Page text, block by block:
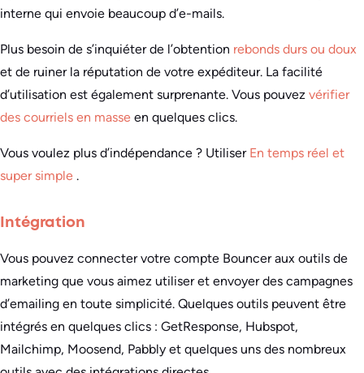
interne qui envoie beaucoup d’e-mails.
Plus besoin de s’inquiéter de l’obtention rebonds durs ou doux
et de ruiner la réputation de votre expéditeur. La facilité
d’utilisation est également surprenante. Vous pouvez vérifier
des courriels en masse en quelques clics.
Vous voulez plus d’indépendance ? Utiliser En temps réel et
super simple .
Intégration
Vous pouvez connecter votre compte Bouncer aux outils de
marketing que vous aimez utiliser et envoyer des campagnes
d’emailing en toute simplicité. Quelques outils peuvent être
intégrés en quelques clics : GetResponse, Hubspot,
Mailchimp, Moosend, Pabbly et quelques uns des nombreux